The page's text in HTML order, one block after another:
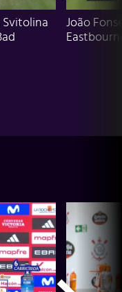
Svitolina
João